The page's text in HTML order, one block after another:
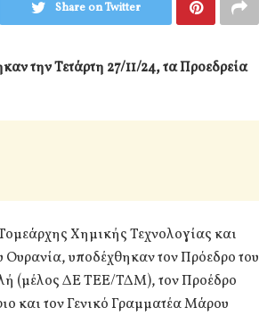
Share on Twitter
την Τετάρτη 27/11/24, τα Προεδρεία
Χημικής Τεχνολογίας και
υποδέχθηκαν τον Πρόεδρο του
(μέλος ΔΕ ΤΕΕ/ΤΔΜ), τον Προέδρο
και τον Γενικό Γραμματέα Μάρου